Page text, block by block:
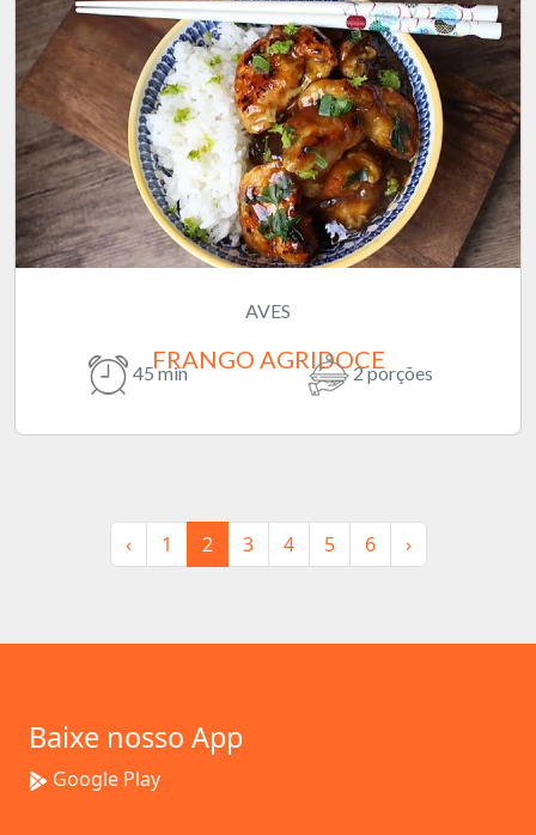
AVES
FRANGO AGRIDOCE
45 min 2 porções
‹ 1 2 3 4 5 6 ›
Baixe nosso App
Google Play